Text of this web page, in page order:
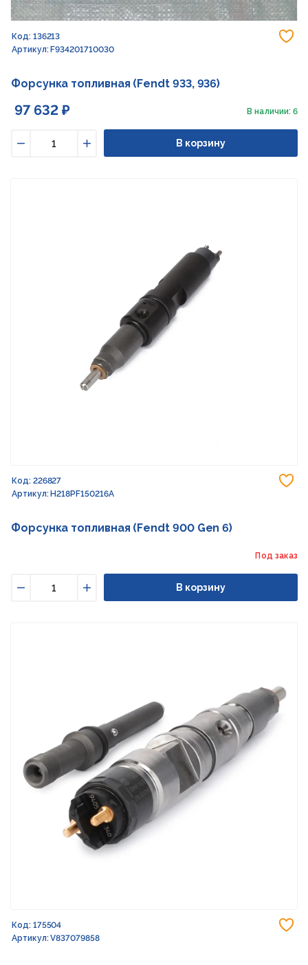
Код: 136213
Артикул: F934201710030
Форсунка топливная (Fendt 933, 936)
97 632 ₽ В наличии: 6
Увеличить
В корзину
Код: 226827
Артикул: H218PF150216A
Форсунка топливная (Fendt 900 Gen 6)
Под заказ
Увеличить
В корзину
Код: 175504
Артикул: V837079858